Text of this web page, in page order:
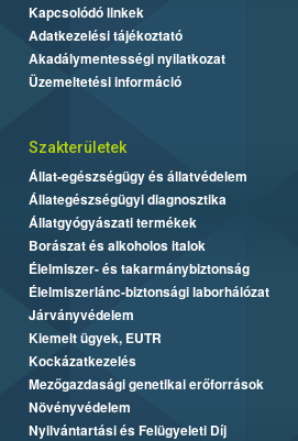
Kapcsolódó linkek
Adatkezelési tájékoztató
Akadálymentességi nyilatkozat
Üzemeltetési információ
Szakterületek
Állat-egészségügy és állatvédelem
Állategészségügyi diagnosztika
Állatgyógyászati termékek
Borászat és alkoholos italok
Élelmiszer- és takarmánybiztonság
Élelmiszerlánc-biztonsági laborhálózat
Járványvédelem
Kiemelt ügyek, EUTR
Kockázatkezelés
Mezőgazdasági genetikai erőforrások
Növényvédelem
Nyilvántartási és Felügyeleti Díj